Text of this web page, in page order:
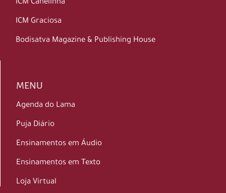
ICM Canelinha
ICM Graciosa
Bodisatva Magazine & Publishing House
MENU
Agenda do Lama
Puja Diário
Ensinamentos em Áudio
Ensinamentos em Texto
Loja Virtual